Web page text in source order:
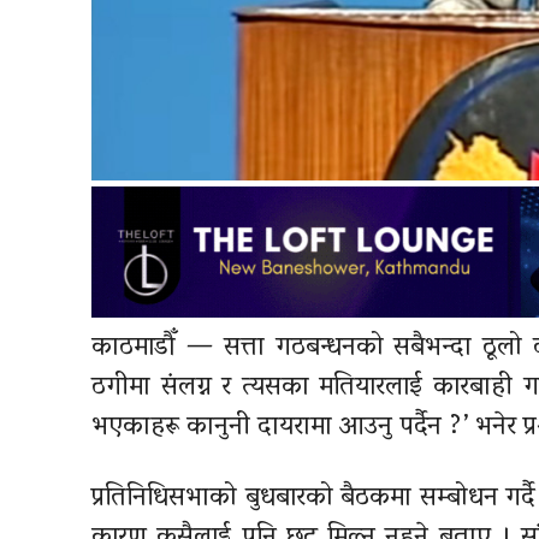
काठमाडौँ — सत्ता गठबन्धनको सबैभन्दा ठूलो
ठगीमा संलग्न र त्यसका मतियारलाई कारबाही
भएकाहरू कानुनी दायरामा आउनु पर्दैन ?’ भनेर
प्रतिनिधिसभाको बुधबारको बैठकमा सम्बोधन